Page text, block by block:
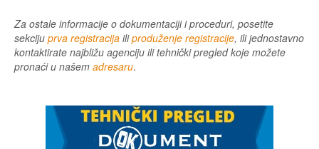
Za ostale informacije o dokumentaciji i proceduri, posetite
sekciju prva registracija iliproduženje registracije, ili jednostavno
kontaktirate najbližu agenciju ili tehnički pregled koje možete
pronaći u našem adresaru.